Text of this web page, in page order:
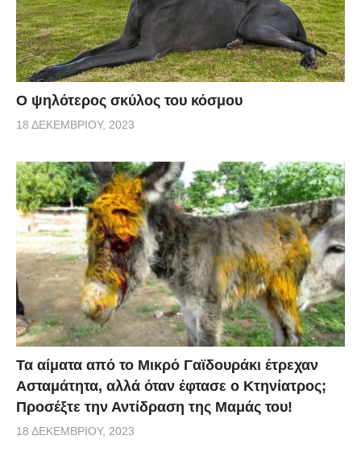
Ο ψηλότερος σκύλος του κόσμου
18 ΔΕΚΕΜΒΡΊΟΥ, 2023
Τα αίματα από το Μικρό Γαϊδουράκι έτρεχαν
Ασταμάτητα, αλλά όταν έφτασε ο Κτηνίατρος;
Προσέξτε την Αντίδραση της Μαμάς του!
18 ΔΕΚΕΜΒΡΊΟΥ, 2023